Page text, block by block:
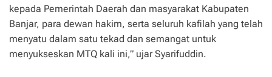
kepada Pemerintah Daerah dan masyarakat Kabupaten
Banjar, para dewan hakim, serta seluruh kafilah yang telah
menyatu dalam satu tekad dan semangat untuk
menyukseskan MTQ kali ini,” ujar Syarifuddin.